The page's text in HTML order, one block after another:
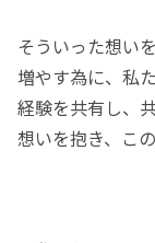
そういった想い
増やす為に、私
経験を共有し、
想いを抱き、こ